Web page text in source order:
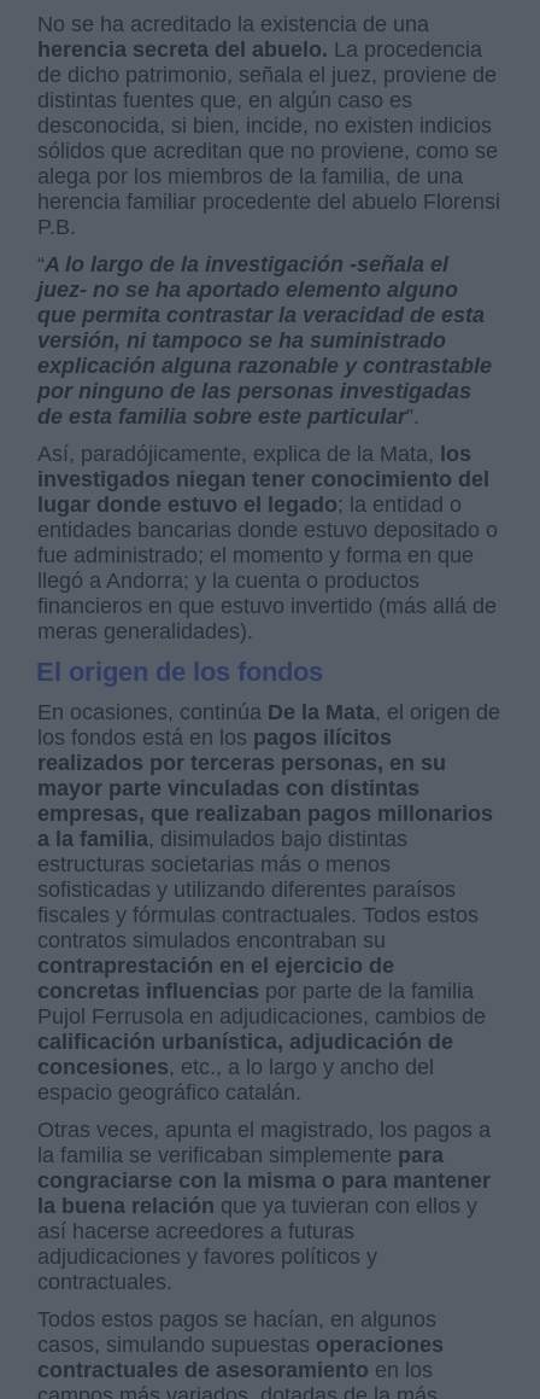
No se ha acreditado la existencia de una
herencia secreta del abuelo. La procedencia
de dicho patrimonio, señala el juez, proviene de
distintas fuentes que, en algún caso es
desconocida, si bien, incide, no existen indicios
sólidos que acreditan que no proviene, como se
alega por los miembros de la familia, de una
herencia familiar procedente del abuelo Florensi
P.B.
“A lo largo de la investigación -señala el
juez- no se ha aportado elemento alguno
que permita contrastar la veracidad de esta
versión, ni tampoco se ha suministrado
explicación alguna razonable y contrastable
por ninguno de las personas investigadas
de esta familia sobre este particular”.
Así, paradójicamente, explica de la Mata, los
investigados niegan tener conocimiento del
lugar donde estuvo el legado; la entidad o
entidades bancarias donde estuvo depositado o
fue administrado; el momento y forma en que
llegó a Andorra; y la cuenta o productos
financieros en que estuvo invertido (más allá de
meras generalidades).
El origen de los fondos
En ocasiones, continúa De la Mata, el origen de
los fondos está en los pagos ilícitos
realizados por terceras personas, en su
mayor parte vinculadas con distintas
empresas, que realizaban pagos millonarios
a la familia, disimulados bajo distintas
estructuras societarias más o menos
sofisticadas y utilizando diferentes paraísos
fiscales y fórmulas contractuales. Todos estos
contratos simulados encontraban su
contraprestación en el ejercicio de
concretas influencias por parte de la familia
Pujol Ferrusola en adjudicaciones, cambios de
calificación urbanística, adjudicación de
concesiones, etc., a lo largo y ancho del
espacio geográfico catalán.
Otras veces, apunta el magistrado, los pagos a
la familia se verificaban simplemente para
congraciarse con la misma o para mantener
la buena relación que ya tuvieran con ellos y
así hacerse acreedores a futuras
adjudicaciones y favores políticos y
contractuales.
Todos estos pagos se hacían, en algunos
casos, simulando supuestas operaciones
contractuales de asesoramiento en los